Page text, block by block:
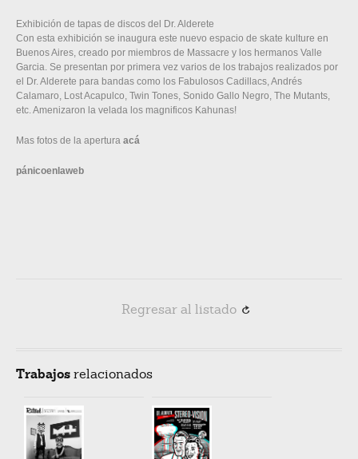
Exhibición de tapas de discos del Dr. Alderete
Con esta exhibición se inaugura este nuevo espacio de skate kulture en
Buenos Aires, creado por miembros de Massacre y los hermanos Valle
Garcia. Se presentan por primera vez varios de los trabajos realizados por
el Dr. Alderete para bandas como los Fabulosos Cadillacs, Andrés
Calamaro, Lost Acapulco, Twin Tones, Sonido Gallo Negro, The Mutants,
etc. Amenizaron la velada los magnificos Kahunas!
Mas fotos de la apertura acá
pánicoenlaweb
Regresar al listado R
Trabajosrelacionados